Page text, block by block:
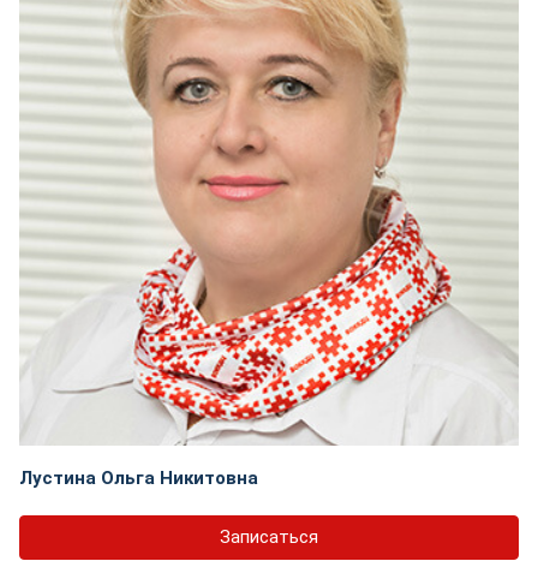
Лустина Ольга Никитовна
Записаться